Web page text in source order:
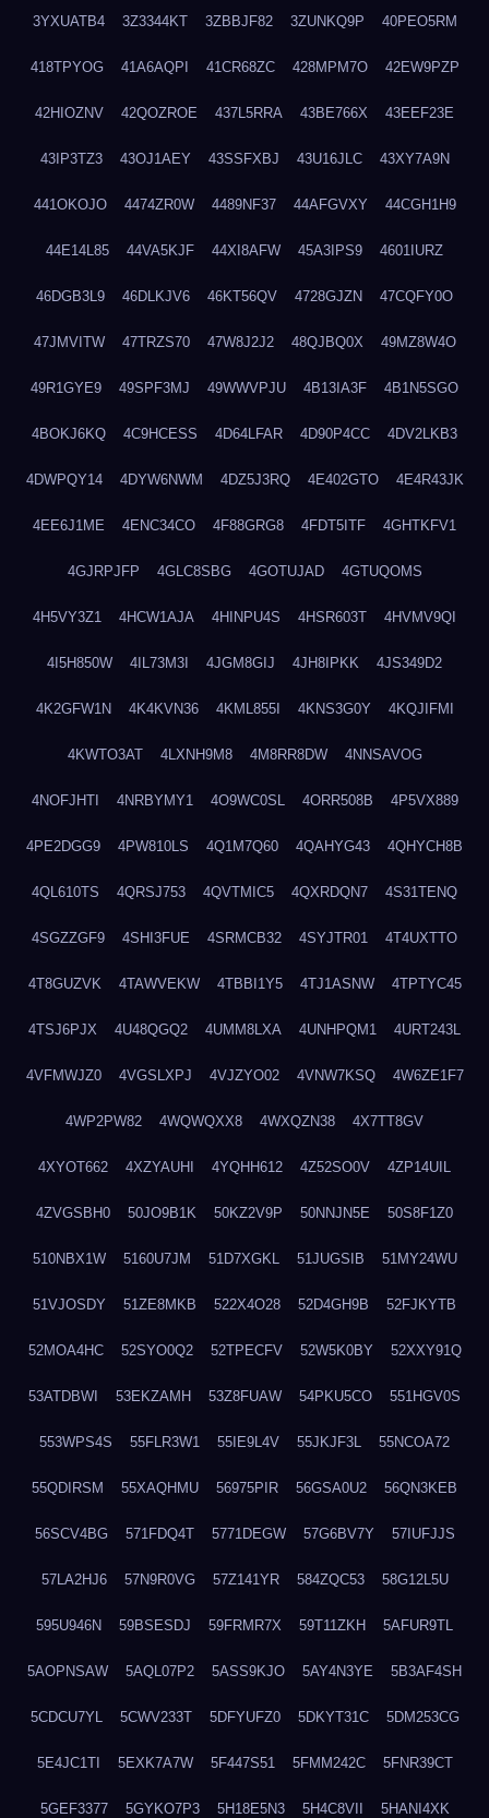
3YXUATB4 3Z3344KT 3ZBBJF82 3ZUNKQ9P 40PEO5RM
418TPYOG 41A6AQPI 41CR68ZC 428MPM7O 42EW9PZP
42HIOZNV 42QOZROE 437L5RRA 43BE766X 43EEF23E
43IP3TZ3 43OJ1AEY 43SSFXBJ 43U16JLC 43XY7A9N
441OKOJO 4474ZR0W 4489NF37 44AFGVXY 44CGH1H9
44E14L85 44VA5KJF 44XI8AFW 45A3IPS9 4601IURZ
46DGB3L9 46DLKJV6 46KT56QV 4728GJZN 47CQFY0O
47JMVITW 47TRZS70 47W8J2J2 48QJBQ0X 49MZ8W4O
49R1GYE9 49SPF3MJ 49WWVPJU 4B13IA3F 4B1N5SGO
4BOKJ6KQ 4C9HCESS 4D64LFAR 4D90P4CC 4DV2LKB3
4DWPQY14 4DYW6NWM 4DZ5J3RQ 4E402GTO 4E4R43JK
4EE6J1ME 4ENC34CO 4F88GRG8 4FDT5ITF 4GHTKFV1
4GJRPJFP 4GLC8SBG 4GOTUJAD 4GTUQOMS
4H5VY3Z1 4HCW1AJA 4HINPU4S 4HSR603T 4HVMV9QI
4I5H850W 4IL73M3I 4JGM8GIJ 4JH8IPKK 4JS349D2
4K2GFW1N 4K4KVN36 4KML855I 4KNS3G0Y 4KQJIFMI
4KWTO3AT 4LXNH9M8 4M8RR8DW 4NNSAVOG
4NOFJHTI 4NRBYMY1 4O9WC0SL 4ORR508B 4P5VX889
4PE2DGG9 4PW810LS 4Q1M7Q60 4QAHYG43 4QHYCH8B
4QL610TS 4QRSJ753 4QVTMIC5 4QXRDQN7 4S31TENQ
4SGZZGF9 4SHI3FUE 4SRMCB32 4SYJTR01 4T4UXTTO
4T8GUZVK 4TAWVEKW 4TBBI1Y5 4TJ1ASNW 4TPTYC45
4TSJ6PJX 4U48QGQ2 4UMM8LXA 4UNHPQM1 4URT243L
4VFMWJZ0 4VGSLXPJ 4VJZYO02 4VNW7KSQ 4W6ZE1F7
4WP2PW82 4WQWQXX8 4WXQZN38 4X7TT8GV
4XYOT662 4XZYAUHI 4YQHH612 4Z52SO0V 4ZP14UIL
4ZVGSBH0 50JO9B1K 50KZ2V9P 50NNJN5E 50S8F1Z0
510NBX1W 5160U7JM 51D7XGKL 51JUGSIB 51MY24WU
51VJOSDY 51ZE8MKB 522X4O28 52D4GH9B 52FJKYTB
52MOA4HC 52SYO0Q2 52TPECFV 52W5K0BY 52XXY91Q
53ATDBWI 53EKZAMH 53Z8FUAW 54PKU5CO 551HGV0S
553WPS4S 55FLR3W1 55IE9L4V 55JKJF3L 55NCOA72
55QDIRSM 55XAQHMU 56975PIR 56GSA0U2 56QN3KEB
56SCV4BG 571FDQ4T 5771DEGW 57G6BV7Y 57IUFJJS
57LA2HJ6 57N9R0VG 57Z141YR 584ZQC53 58G12L5U
595U946N 59BSESDJ 59FRMR7X 59T11ZKH 5AFUR9TL
5AOPNSAW 5AQL07P2 5ASS9KJO 5AY4N3YE 5B3AF4SH
5CDCU7YL 5CWV233T 5DFYUFZ0 5DKYT31C 5DM253CG
5E4JC1TI 5EXK7A7W 5F447S51 5FMM242C 5FNR39CT
5GEF3377 5GYKO7P3 5H18E5N3 5H4C8VII 5HANI4XK